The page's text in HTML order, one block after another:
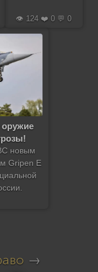
👁️ 124 ❤️ 0 💬 0
новым
Gripen E
→